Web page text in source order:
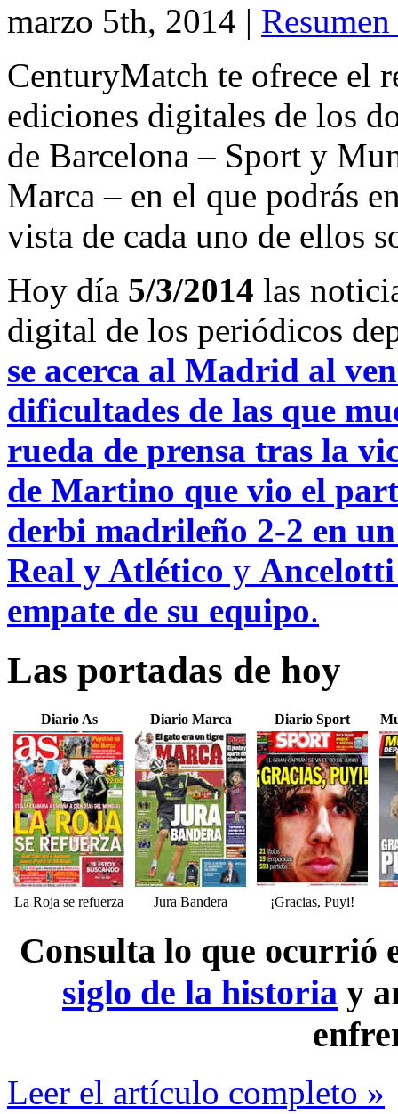
marzo 5th, 2014 |
CenturyMatch te ofrece el
ediciones digitales de los
de Barcelona – Sport y
Marca – en el que podrás
vista de cada uno de ellos
Hoy día 5/3/2014 las
digital de los periódicos
se acerca al Madrid al
dificultades de las que
rueda de prensa tras la
de Martino que vio el
derbi madrileño 2-2 en
Real y Atlético y Ancelotti
empate de su equipo.
Las portadas de hoy
Diario As Diario Marca Diario Sport
La Roja se refuerza Jura Bandera ¡Gracias, Puyi!
Consulta lo que ocurrió
siglo de la historia y
Leer el artículo completo »